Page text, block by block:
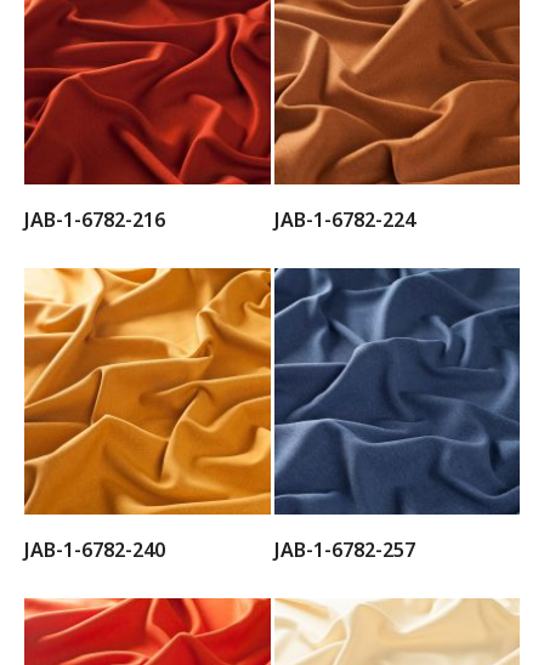
JAB-1-6782-216 JAB-1-6782-224
JAB-1-6782-240 JAB-1-6782-257